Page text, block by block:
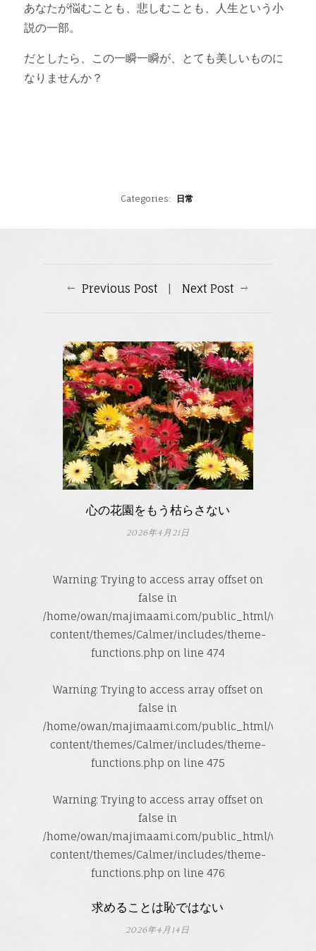
あなたが悩むことも、悲しむことも、人生という小
説の一部。
だとしたら、この一瞬一瞬が、とても美しいものに
なりませんか？
Categories 日常
Previous Post | Next Post
心の花園をもう枯らさない
2026年4月21日
Warning: Trying to access array offset on
false in
/home/owan/majimaami.com/public_html/wp-
content/themes/Calmer/includes/theme-
functions.php on line 474
Warning: Trying to access array offset on
false in
/home/owan/majimaami.com/public_html/wp-
content/themes/Calmer/includes/theme-
functions.php on line 475
Warning: Trying to access array offset on
false in
/home/owan/majimaami.com/public_html/wp-
content/themes/Calmer/includes/theme-
functions.php on line 476
求めることは恥ではない
2026年4月14日